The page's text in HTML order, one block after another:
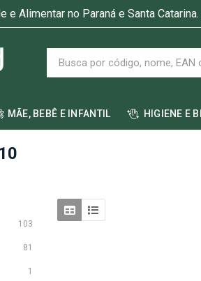
e Alimentar no Paraná e Santa Catarina.
MÃE, BEBÊ E INFANTIL HIGIENE E
103
81
1